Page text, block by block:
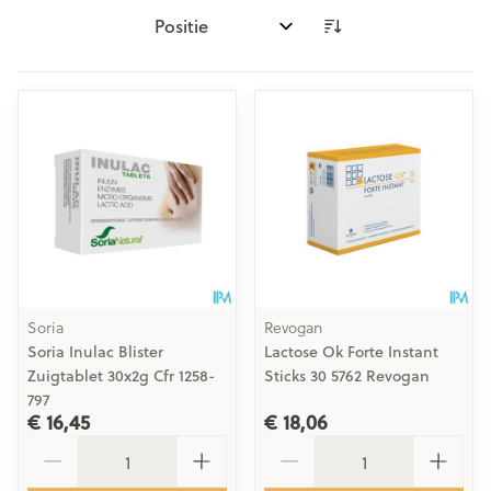
Sorteer op:
Soria
Soria Inulac Blister
Zuigtablet 30x2g Cfr 1258-
797
€ 16,45
Revogan
Lactose Ok Forte Instant
Sticks 30 5762 Revogan
€ 18,06